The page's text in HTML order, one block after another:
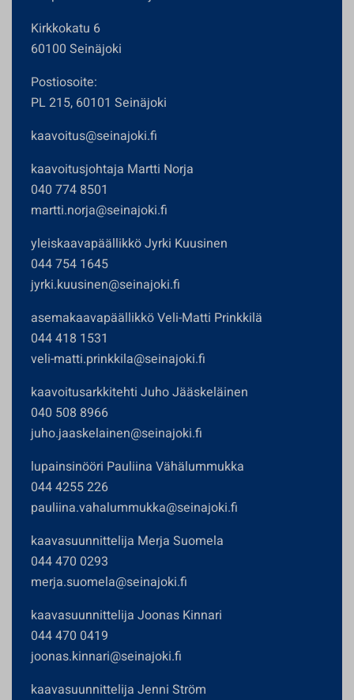
Kirkkokatu 6
60100 Seinäjoki
Postiosoite:
PL 215, 60101 Seinäjoki
kaavoitus@seinajoki.fi
kaavoitusjohtaja Martti Norja
040 774 8501
martti.norja@seinajoki.fi
yleiskaavapäällikkö Jyrki Kuusinen
044 754 1645
jyrki.kuusinen@seinajoki.fi
asemakaavapäällikkö Veli-Matti Prinkkilä
044 418 1531
veli-matti.prinkkila@seinajoki.fi
kaavoitusarkkitehti Juho Jääskeläinen
040 508 8966
juho.jaaskelainen@seinajoki.fi
lupainsinööri Pauliina Vähälummukka
044 4255 226
pauliina.vahalummukka@seinajoki.fi
kaavasuunnittelija Merja Suomela
044 470 0293
merja.suomela@seinajoki.fi
kaavasuunnittelija Joonas Kinnari
044 470 0419
joonas.kinnari@seinajoki.fi
kaavasuunnittelija Jenni Ström